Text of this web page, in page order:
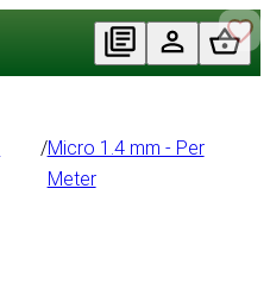
/Micro 1.4 mm - Per
Meter